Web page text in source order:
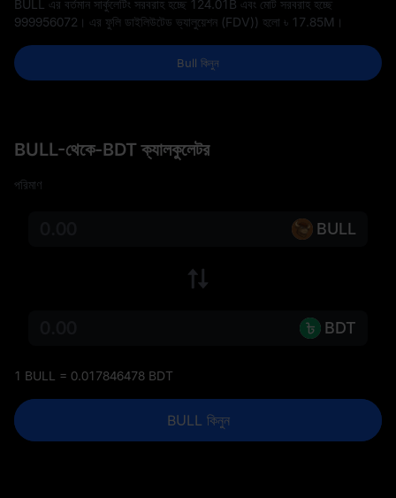
BULL এর বর্তমান সার্কুলেটিং সরবরাহ হচ্ছে 124.01B এবং মোট সরবরাহ হচ্ছে
999956072 । এর ফুলি ডাইলিউটেড ভ্যালুয়েশন (FDV)) হলো ৳ 17.85M ।
Bull কিনুন
BULL-থেকে-BDT ক্যালকুলেটর
পরিমাণ
BULL
BDT
1 BULL = 0.017846478 BDT
BULL কিনুন